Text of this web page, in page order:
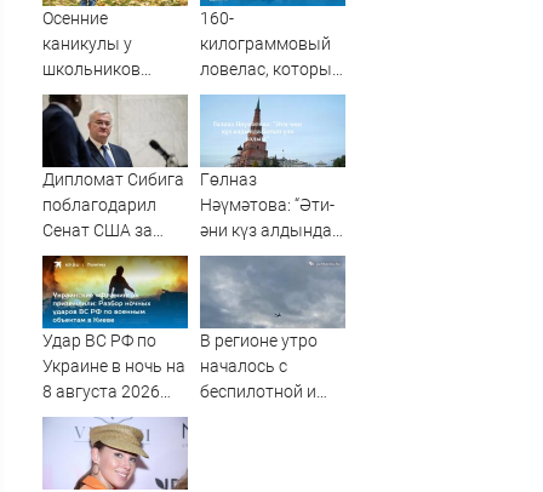
медведем
Осенние
каникулы у
школьников
будут длиннее
зимних
160-
килограммовый
ловелас, который
10 лет
обманывал
женщин, после
судов похудел на
30 кг и стал
Дипломат Сибига
поблагодарил
Сенат США за
санкционный
законопроект
против России
Гөлназ
Нәүмәтова: “Әти-
әни күз алдында
батып үлә яздым”
Удар ВС РФ по
Украине в ночь на
8 августа 2026
года: список
пораженных
целей в Киеве,
В регионе утро
началось с
беспилотной и